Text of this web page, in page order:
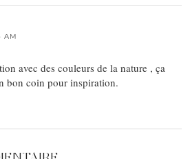
AM
avec des couleurs de la nature , ça
bon coin pour inspiration.